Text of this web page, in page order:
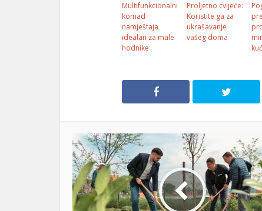
Multifunkcionalni
komad
namještaja
idealan za male
hodnike
Proljetno cvijeće:
Koristite ga za
ukrašavanje
vašeg doma